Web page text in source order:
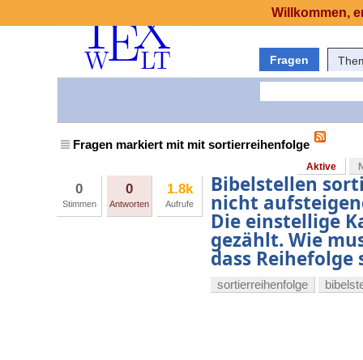
Fragen
Fragen markiert mit mit sortierreihenfolge
Aktive
0
Stimmen
0
Antworten
1.8k
Aufrufe
Bibelstellen
nicht
Die einstellige
gezählt. Wie
dass
sortierreihenfolge
Willkommen,